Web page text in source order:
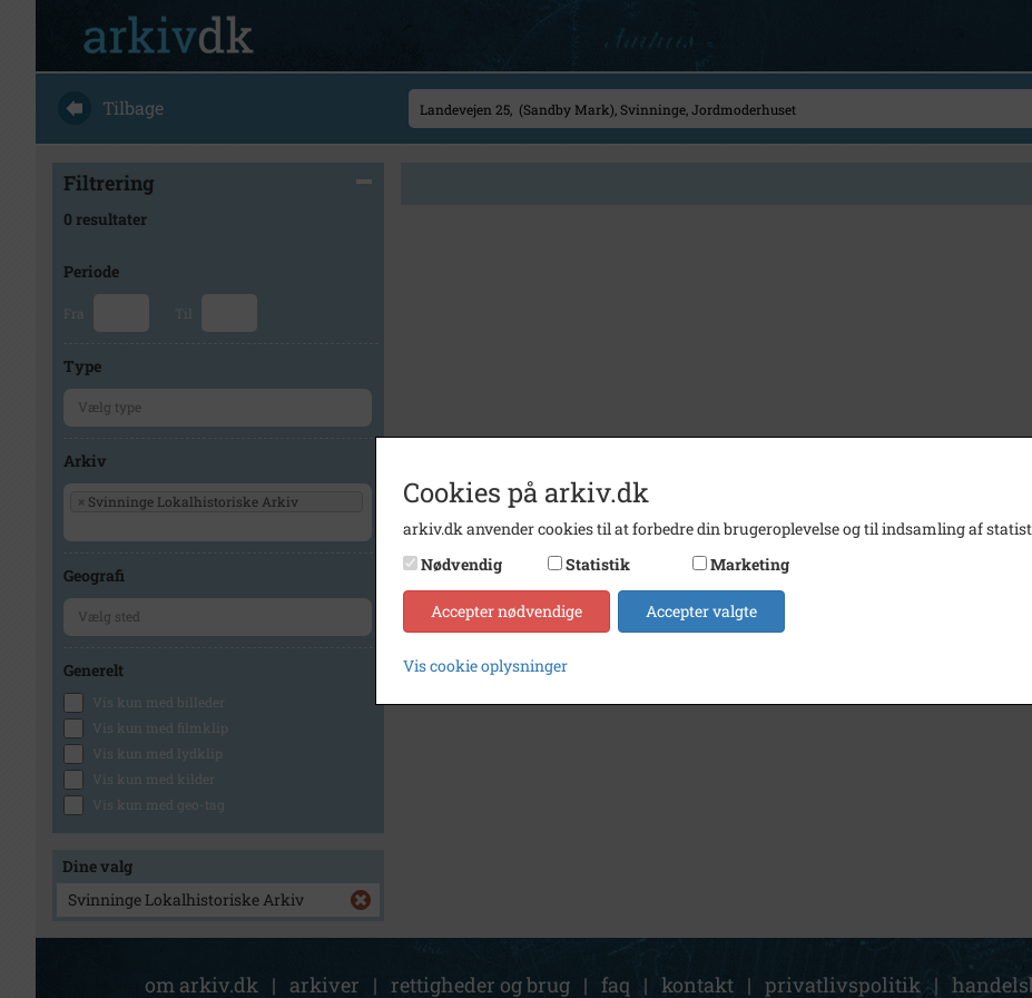
Tilbage
Filtrering
0 resultater
Periode
Fra Til
Type
Arkiv
× Svinninge Lokalhistoriske Arkiv
Geografi
Generelt
Vis kun med billeder
Vis kun med filmklip
Vis kun med lydklip
Vis kun med kilder
Vis kun med geo-tag
Dine valg
Svinninge Lokalhistoriske Arkiv
om arkiv.dk | arkiver | rettigheder og brug | faq | kontakt | privatlivspolitik |
Cookies på arkiv.dk
arkiv.dk anvender cookies til at forbedre din brugeroplevelse og til indsamling af
Nødvendig
Statistik Marketing
Accepter nødvendige Accepter valgte
Vis cookie oplysninger